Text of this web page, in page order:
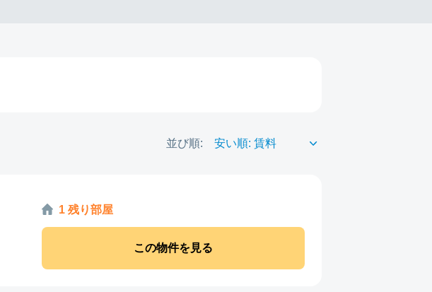
並び順:
1 残り部屋
この物件を見る